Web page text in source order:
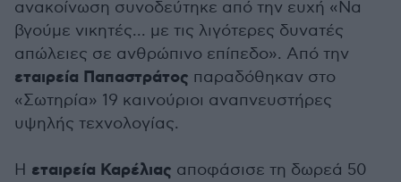
ανακοίνωση συνοδεύτηκε από την ευχή «Να
βγούμε νικητές... με τις λιγότερες δυνατές
απώλειες σε ανθρώπινο επίπεδο». Από την
εταιρεία Παπαστράτος παραδόθηκαν στο
«Σωτηρία» 19 καινούριοι αναπνευστήρες
υψηλής τεχνολογίας.
Η εταιρεία Καρέλιας αποφάσισε τη δωρεά 50